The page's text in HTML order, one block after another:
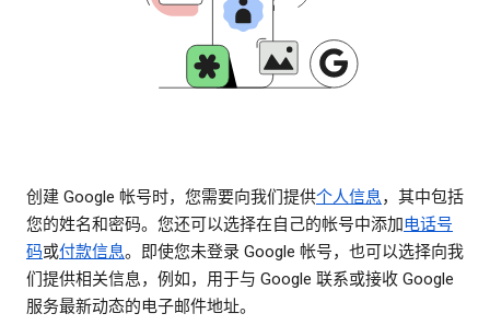
创建 Google 帐号时，您需要向我们提供个人信息，其中包括
您的姓名和密码。您还可以选择在自己的帐号中添加电话号
码或付款信息。即使您未登录 Google 帐号，也可以选择向我
们提供相关信息，例如，用于与 Google 联系或接收 Google
服务最新动态的电子邮件地址。